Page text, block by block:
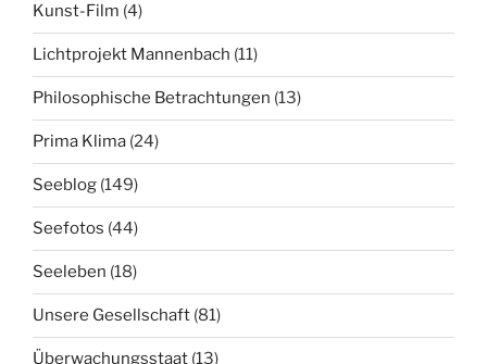
Kunst-Film (4)
Lichtprojekt Mannenbach (11)
Philosophische Betrachtungen (13)
Prima Klima (24)
Seeblog (149)
Seefotos (44)
Seeleben (18)
Unsere Gesellschaft (81)
Überwachungsstaat (13)